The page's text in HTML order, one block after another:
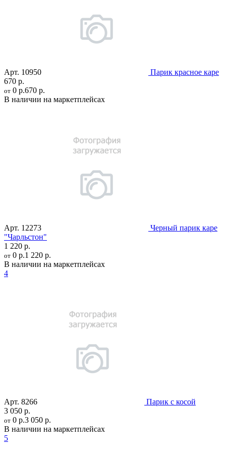
Арт. 10950
Парик красное каре
670 р.
от 0 р.670 р.
В наличии на маркетплейсах
Арт. 12273
Черный парик каре
"Чарльстон"
1 220 р.
от 0 р.1 220 р.
В наличии на маркетплейсах
4
Арт. 8266
Парик с косой
3 050 р.
от 0 р.3 050 р.
В наличии на маркетплейсах
5